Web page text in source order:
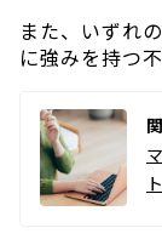
また、いずれ
に強みを持つ